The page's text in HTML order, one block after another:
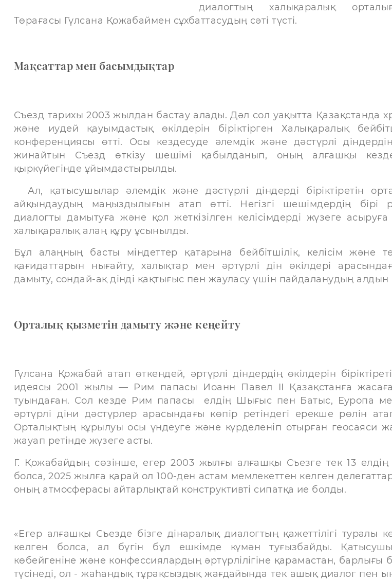
диалогтың халықаралық
Төрағасы Гүлсана Қожабаймен сұхбаттасудың сәті түсті.
Мақсаттар мен басымдықтар
Съезд тарихы2003 жылдан бастау алады. Дәл сол уақытта Қазақстанда
және иудей қауымдастық өкілдерін біріктірген Халықаралық
конференциясы өтті. Осы кездесуде әлемдік және дәстүрлі
жинайтын Съезд өткізу шешімі қабылданып, оның алғашқы
қыркүйегінде ұйымдастырылды.
Ал, қатысушылар әлемдік және дәстүрлі діндерді біріктіретін
айқындаудың маңыздылығын атап өтті. Негізгі шешімдердің бірі
диалогты дамытуға және қол жеткізілген келісімдерді жүзеге
халықаралық алаң құру ұсынылды.
Бұл алаңның басты міндеттер қатарына бейбітшілік, келісім және
қағидаттарын нығайту, халықтар мен әртүрлі дін өкілдері
дамыту, сондай-ақ дінді қақтығыс пен жауласу үшін пайдаланудың алдын
Орталық қызметін дамыту және кеңейту
Гүлсана Қожабай атап өткендей, әртүрлі діндердің өкілдерін
идеясы 2001 жылы — Рим папасы Иоанн Павел II Қазақстанға
туындаған. Сол кезде Рим папасы елдің Шығыс пен Батыс, Еуропа
әртүрлі діни дәстүрлер арасындағы көпір ретіндегі ерекше рөлін
Орталықтың құрылуы осы үндеуге және күрделеніп отырған геосаяси
жауап ретінде жүзеге асты.
Г. Қожабайдың сөзінше, егер 2003 жылғы алғашқы Съезге тек 13 елдің
болса, 2025 жылға қарай ол 100-ден астам мемлекеттен келген
оның атмосферасы айтарлықтай конструктивті сипатқа ие болды.
«Егер алғашқы Съезде бізге дінаралық диалогтың қажеттілігі туралы
келген болса, ал бүгін бұл ешкімде күмән туғызбайды.
көбейгеніне және конфессиялардың әртүрлілігіне қарамастан, барлығы
түсінеді, ол - жаһандық тұрақсыздық жағдайында тек ашық диалог пен